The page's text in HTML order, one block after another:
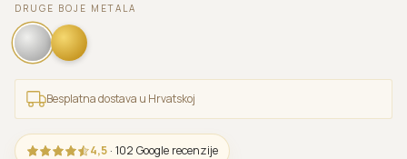
DRUGE BOJE METALA
Besplatna dostava u Hrvatskoj
4,5 · 102 Google recenzije